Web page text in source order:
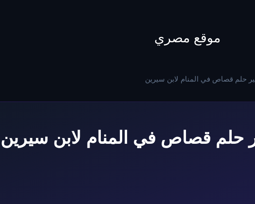
موقع مصري
حلم قصاص في المنام لابن سيرين
قصاص في المنام لابن سيرين